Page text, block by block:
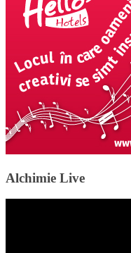
Alchimie Live